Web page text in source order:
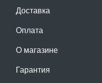
Доставка
Оплата
О магазине
Гарантия